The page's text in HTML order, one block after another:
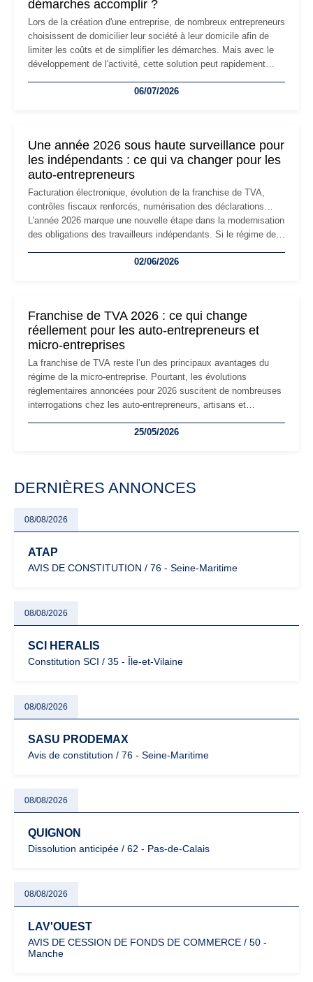
démarches accomplir ?
Lors de la création d'une entreprise, de nombreux entrepreneurs
choisissent de domicilier leur société à leur domicile afin de
limiter les coûts et de simplifier les démarches. Mais avec le
développement de l'activité, cette solution peut rapidement
professionnels, recrutement, image de marque… Le
06/07/2026
Une année 2026 sous haute surveillance pour
les indépendants : ce qui va changer pour les
auto-entrepreneurs
Facturation électronique, évolution de la franchise de TVA,
contrôles fiscaux renforcés, numérisation des déclarations…
L'année 2026 marque une nouvelle étape dans la modernisation
des obligations des travailleurs indépendants. Si le régime de
les auto-entrepreneurs devront s'adapter à un environnement
02/06/2026
Franchise de TVA 2026 : ce qui change
réellement pour les auto-entrepreneurs et
micro-entreprises
La franchise de TVA reste l’un des principaux avantages du
régime de la micro-entreprise. Pourtant, les évolutions
réglementaires annoncées pour 2026 suscitent de nombreuses
interrogations chez les auto-entrepreneurs, artisans et
facturation ou risque de bascule vers la TVA : les règles
25/05/2026
DERNIÈRES ANNONCES
08/08/2026
ATAP
AVIS DE CONSTITUTION / 76 - Seine-Maritime
08/08/2026
SCI HERALIS
Constitution SCI / 35 - Île-et-Vilaine
08/08/2026
SASU PRODEMAX
Avis de constitution / 76 - Seine-Maritime
08/08/2026
QUIGNON
Dissolution anticipée / 62 - Pas-de-Calais
08/08/2026
LAV'OUEST
AVIS DE CESSION DE FONDS DE COMMERCE / 50 -
Manche